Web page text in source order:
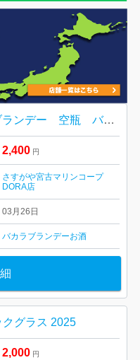
ルイ13世 ブランデー 空瓶 バカラボトル
2,400 円
さすがや宮古マリンコープ
DORA店
03月26日
バカラ ブランデーお酒
クグラス 2025
2,000 円